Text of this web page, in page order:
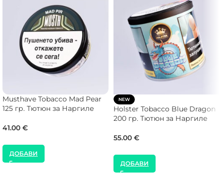
Musthave Tobacco Mad Pear
125 гр. Тютюн за Наргиле
41.00 €
ДОБАВИ
NEW
Holster Tobacco Blue Dragon
200 гр. Тютюн за Наргиле
55.00 €
ДОБАВИ